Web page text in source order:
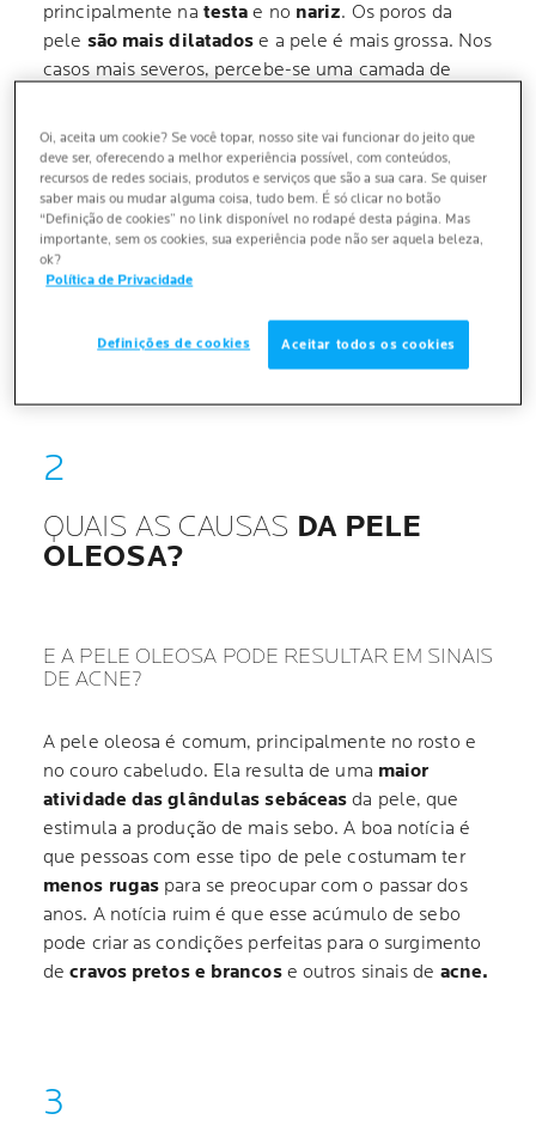
principalmente na testa e no nariz. Os poros da
pele são mais dilatados e a pele é mais grossa. Nos
casos mais severos, percebe-se uma camada de
pode surgir no couro cabeludo
, deixando o cabelo
com aspecto oleoso e pegajoso.
A função do sebo é proteger a pele contra o
ressecamento. Paradoxalmente,a pele oleosa
costuma ficar escamosa na superfície
e/ou no couro cabeludo.
QUAIS AS CAUSAS DA PELE
OLEOSA?
E A PELE OLEOSA PODE RESULTAR EM SINAIS
DE ACNE?
A pele oleosa é comum, principalmente no rosto e
no couro cabeludo. Ela resulta de uma maior
atividade das glândulas sebáceasda pele, que
estimula a produção de mais sebo. A boa notícia é
que pessoas com esse tipo de pele costumam ter
menos rugas para se preocupar com o passar dos
anos. A notícia ruim é que esse acúmulo de sebo
pode criar as condições perfeitas para o surgimento
decravos pretos e brancose outros sinais de acne.
Oi, aceita um cookie? Se você topar, nosso site vai funcionar do jeito que
deve ser, oferecendo a melhor experiência possível, com conteúdos,
recursos de redes sociais, produtos e serviços que são a sua cara. Se quiser
saber mais ou mudar alguma coisa, tudo bem. É só clicar no botão
“Definição de cookies” no link disponível no rodapé desta página. Mas
importante, sem os cookies, sua experiência pode não ser aquela beleza,
ok?
Política de Privacidade
Definições de cookies Aceitar todos os cookies